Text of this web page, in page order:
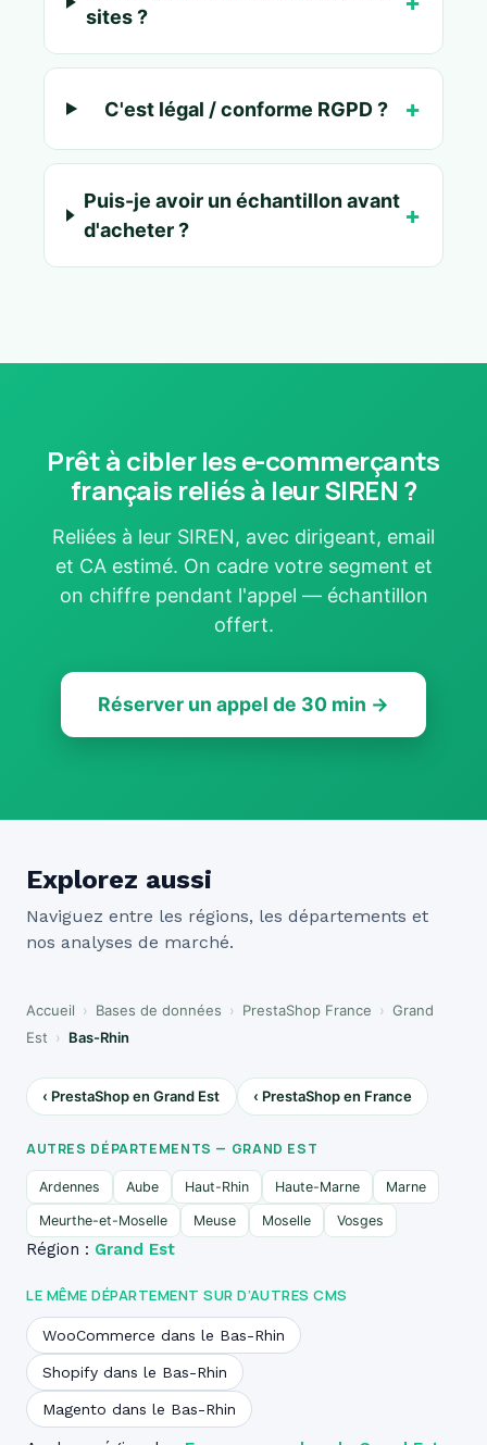
sites ?
C'est légal / conforme RGPD ?
Puis-je avoir un échantillon avant
d'acheter ?
Prêt à cibler les e-commerçants
français reliés à leur SIREN ?
Reliées à leur SIREN, avec dirigeant, email
et CA estimé. On cadre votre segment et
on chiffre pendant l'appel — échantillon
offert.
Réserver un appel de 30 min →
Explorez aussi
Naviguez entre les régions, les départements et
nos analyses de marché.
Accueil › Bases de données › PrestaShop France › Grand
Est › Bas-Rhin
‹ PrestaShop en Grand Est ‹ PrestaShop en France
AUTRES DÉPARTEMENTS — GRAND EST
Ardennes Aube Haut-Rhin Haute-Marne Marne
Meurthe-et-Moselle Meuse Moselle Vosges
Région : Grand Est
LE MÊME DÉPARTEMENT SUR D’AUTRES CMS
WooCommerce dans le Bas-Rhin
Shopify dans le Bas-Rhin
Magento dans le Bas-Rhin